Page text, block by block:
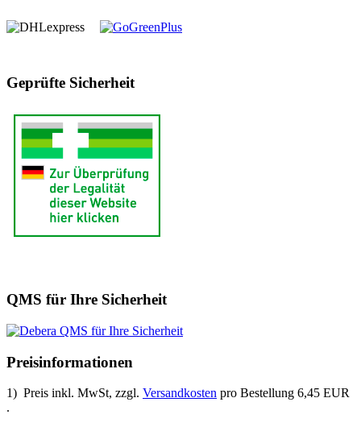
Geprüfte Sicherheit
QMS für Ihre Sicherheit
Preisinformationen
1) Preis inkl. MwSt, zzgl. Versandkosten pro Bestellung 6,45 EUR
.